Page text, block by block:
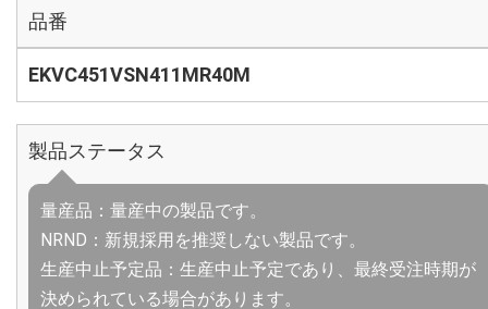
品番
EKVC451VSN411MR40M
製品ステータス
量産品：量産中の製品です。
NRND：新規採用を推奨しない製品です。
生産中止予定品：生産中止予定であり、最終受注時期が
決められている場合があります。